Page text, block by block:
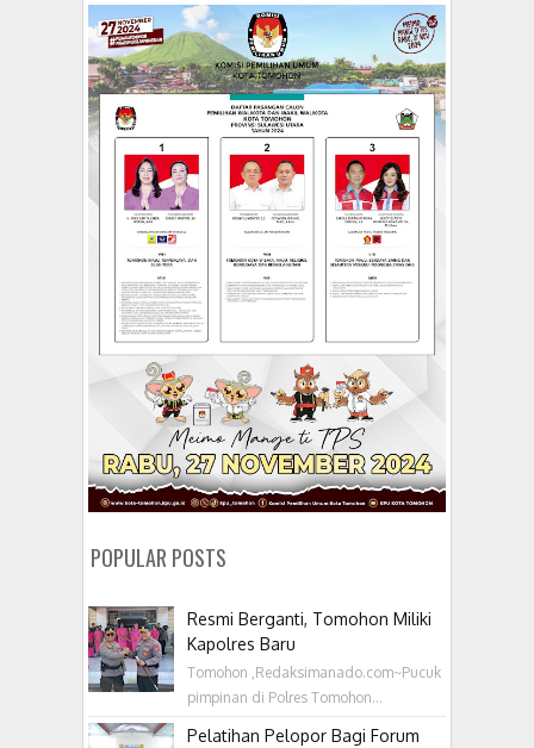
POPULAR POSTS
Resmi Berganti, Tomohon Miliki
Kapolres Baru
Tomohon ,Redaksimanado.com~Pucuk
pimpinan di Polres Tomohon...
Pelatihan Pelopor Bagi Forum